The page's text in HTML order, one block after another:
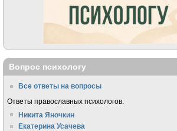
Вопрос психологу
Все ответы на вопросы
Ответы православных психологов:
Никита Яночкин
Екатерина Усачева